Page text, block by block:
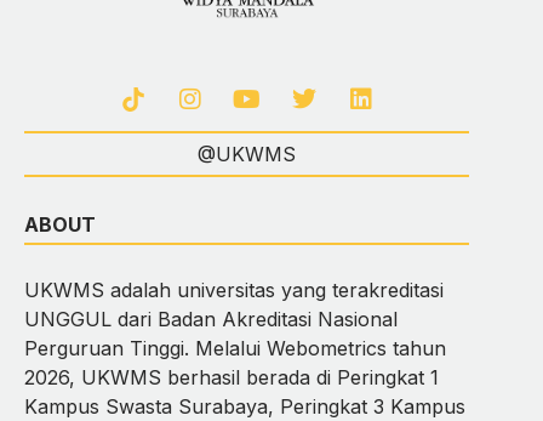
@UKWMS
ABOUT
UKWMS adalah universitas yang terakreditasi
UNGGUL dari Badan Akreditasi Nasional
Perguruan Tinggi. Melalui Webometrics tahun
2026, UKWMS berhasil berada di Peringkat 1
Kampus Swasta Surabaya, Peringkat 3 Kampus